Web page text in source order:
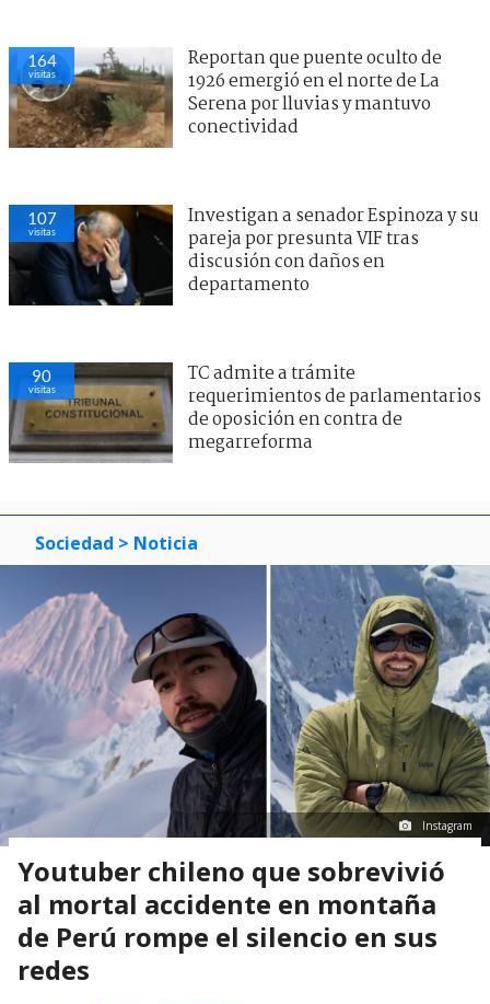
164
visitas
Reportan que puente oculto de
1926 emergió en el norte de La
Serena por lluvias y mantuvo
conectividad
107
visitas
Investigan a senador Espinoza y su
pareja por presunta VIF tras
discusión con daños en
departamento
90
visitas
TC admite a trámite
requerimientos de parlamentarios
de oposición en contra de
megarreforma
Sociedad > Noticia
Instagram
Youtuber chileno que sobrevivió
al mortal accidente en montaña
de Perú rompe el silencio en sus
redes